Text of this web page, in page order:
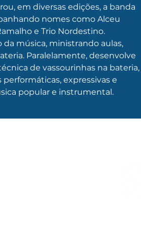
em diversas edições, a banda
nomes como Alceu
e Trio Nordestino.
música, ministrando aulas,
Paralelamente, desenvolve
de vassourinhas na bateria,
expressivas e
popular e instrumental.